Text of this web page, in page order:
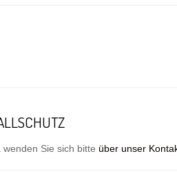
Sie sich bitte über unser